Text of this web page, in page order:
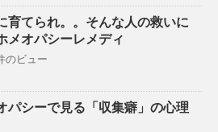
育てられ。。そんな人の救いに
メオパシーレメディ
のビュー
パシーで見る「収集癖」の心理